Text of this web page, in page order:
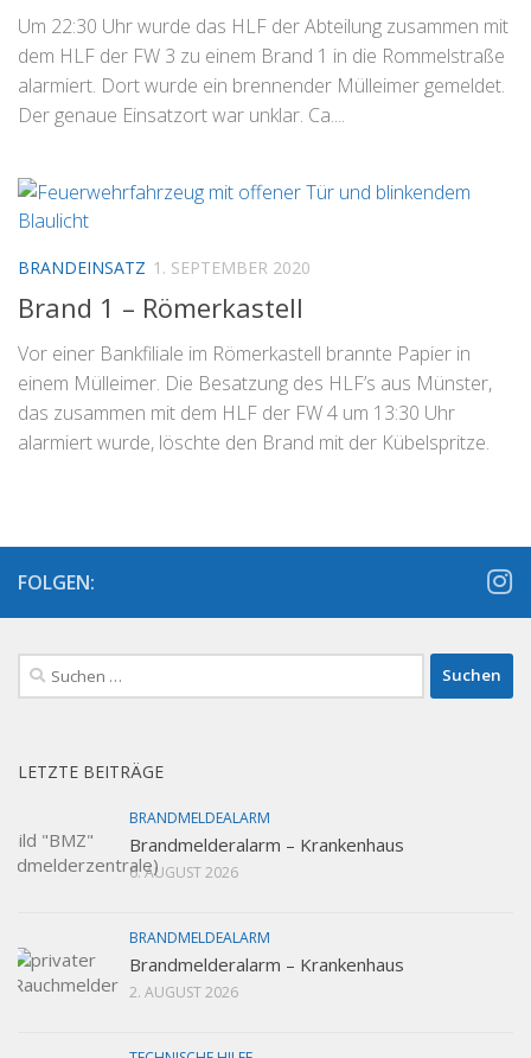
Um 22:30 Uhr wurde das HLF der Abteilung zusammen mit
dem HLF der FW 3 zu einem Brand 1 in die Rommelstraße
alarmiert. Dort wurde ein brennender Mülleimer gemeldet.
Der genaue Einsatzort war unklar. Ca....
BRANDEINSATZ 1. SEPTEMBER 2020
Brand 1 – Römerkastell
Vor einer Bankfiliale im Römerkastell brannte Papier in
einem Mülleimer. Die Besatzung des HLF’s aus Münster,
das zusammen mit dem HLF der FW 4 um 13:30 Uhr
alarmiert wurde, löschte den Brand mit der Kübelspritze.
FOLGEN:
Suchen
nach:
LETZTE BEITRÄGE
BRANDMELDEALARM
Brandmelderalarm – Krankenhaus
6. AUGUST 2026
BRANDMELDEALARM
Brandmelderalarm – Krankenhaus
2. AUGUST 2026